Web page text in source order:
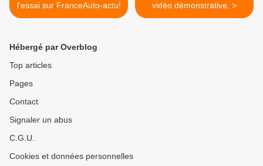
l'essai sur FranceAuto-actu!
vidéo démonstrative. >
Hébergé par Overblog
Top articles
Pages
Contact
Signaler un abus
C.G.U.
Cookies et données personnelles